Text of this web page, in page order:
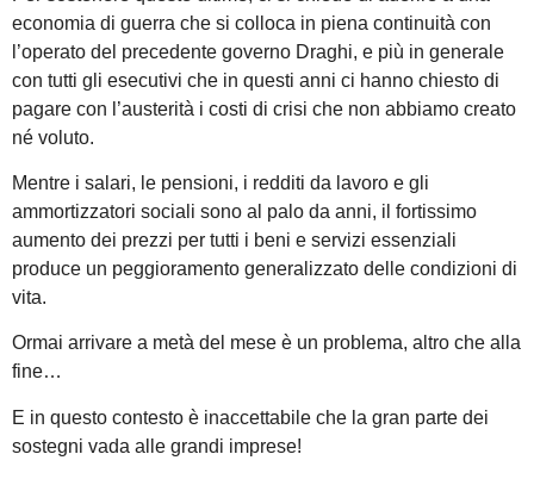
economia di guerra che si colloca in piena continuità con
l’operato del precedente governo Draghi, e più in generale
con tutti gli esecutivi che in questi anni ci hanno chiesto di
pagare con l’austerità i costi di crisi che non abbiamo creato
né voluto.
Mentre i salari, le pensioni, i redditi da lavoro e gli
ammortizzatori sociali sono al palo da anni, il fortissimo
aumento dei prezzi per tutti i beni e servizi essenziali
produce un peggioramento generalizzato delle condizioni di
vita.
Ormai arrivare a metà del mese è un problema, altro che alla
fine…
E in questo contesto è inaccettabile che la gran parte dei
sostegni vada alle grandi imprese!